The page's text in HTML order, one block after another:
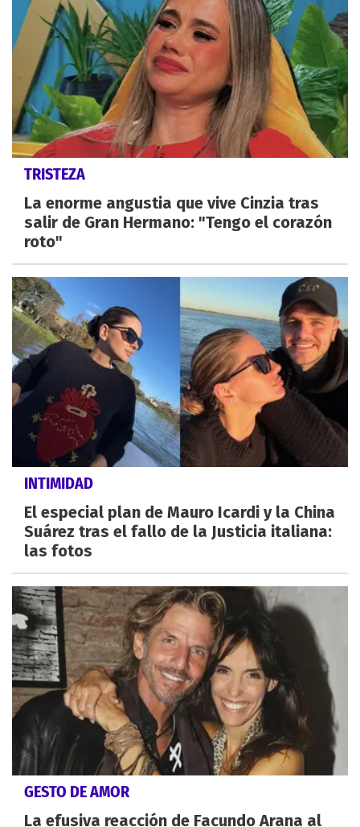
TRISTEZA
La enorme angustia que vive Cinzia tras
salir de Gran Hermano: "Tengo el corazón
roto"
INTIMIDAD
El especial plan de Mauro Icardi y la China
Suárez tras el fallo de la Justicia italiana:
las fotos
GESTO DE AMOR
La efusiva reacción de Facundo Arana al